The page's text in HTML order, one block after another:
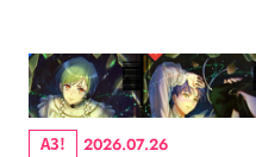
A3! 2026.07.26